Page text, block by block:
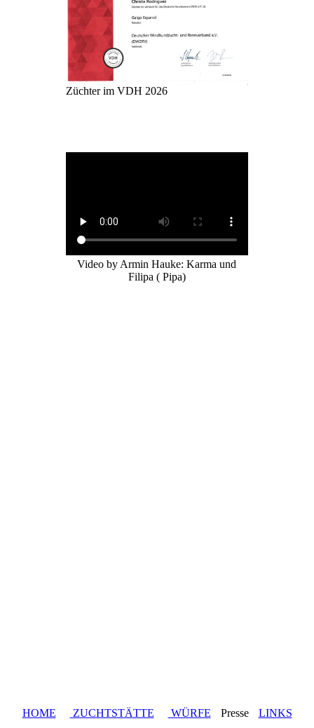
Züchter im VDH 2026
Video by Armin Hauke: Karma und
Filipa ( Pipa)
HOME ZUCHTSTÄTTE WÜRFE Presse LINKS